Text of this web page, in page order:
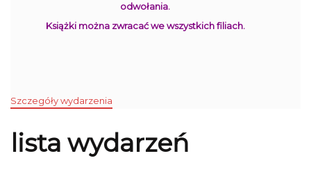
odwołania.
Książki można zwracać we wszystkich filiach.
Szczegóły wydarzenia
lista wydarzeń